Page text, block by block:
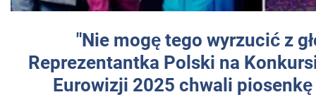
"Nie mogę tego wyrzucić z
Reprezentantka Polski na
Eurowizji 2025 chwali